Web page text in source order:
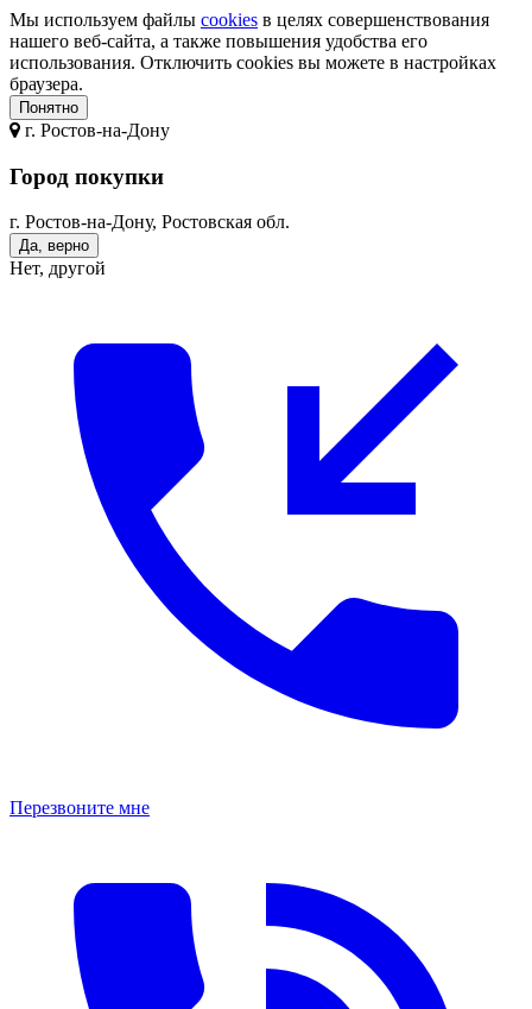
Мы используем файлы cookies в целях совершенствования
нашего веб-сайта, а также повышения удобства его
использования. Отключить cookies вы можете в настройках
браузера.
Понятно
г. Ростов-на-Дону
Город покупки
г. Ростов-на-Дону, Ростовская обл.
Да, верно
Нет, другой
Перезвоните мне